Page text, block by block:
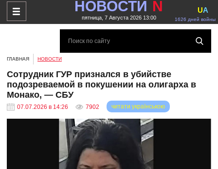
НОВОСТИ N
пятница, 7 Августа 2026 13:00 1626 дней войны
UA
ГЛАВНАЯ НОВОСТИ
Сотрудник ГУР признался в убийстве
подозреваемой в покушении на олигарха в
Монако, — СБУ
07.07.2026 в 14:26 7902 читати українською